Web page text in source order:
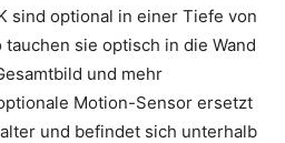
sind optional in einer Tiefe von
sie optisch in die Wand
und mehr
Motion-Sensor ersetzt
und befindet sich unterhalb